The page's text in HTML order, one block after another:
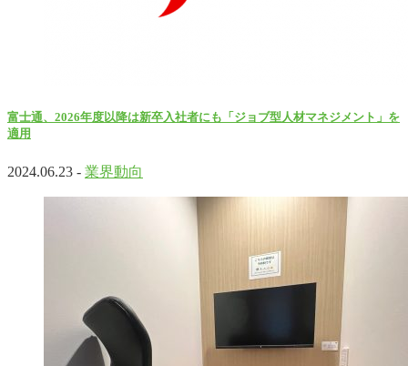
富士通、2026年度以降は新卒入社者にも「ジョブ型人材マネジメント」を
適用
2024.06.23 - 業界動向